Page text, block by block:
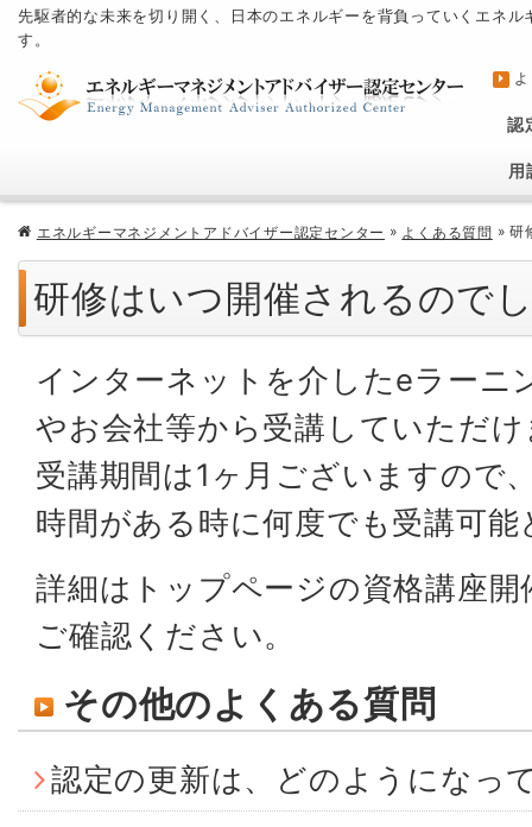
先駆者的な未来を切り開く、日本のエネルギーを背負っていくエネ
す。
認
用
エネルギーマネジメントアドバイザー認定センター » よくある質問 » 研
研修はいつ開催されるので
インターネットを介したeラーニ
やお会社等から受講していただ
受講期間は1ヶ月ございますので
時間がある時に何度でも受講可
詳細はトップページの資格講座
ご確認ください。
その他のよくある質問
認定の更新は、どのようになっ